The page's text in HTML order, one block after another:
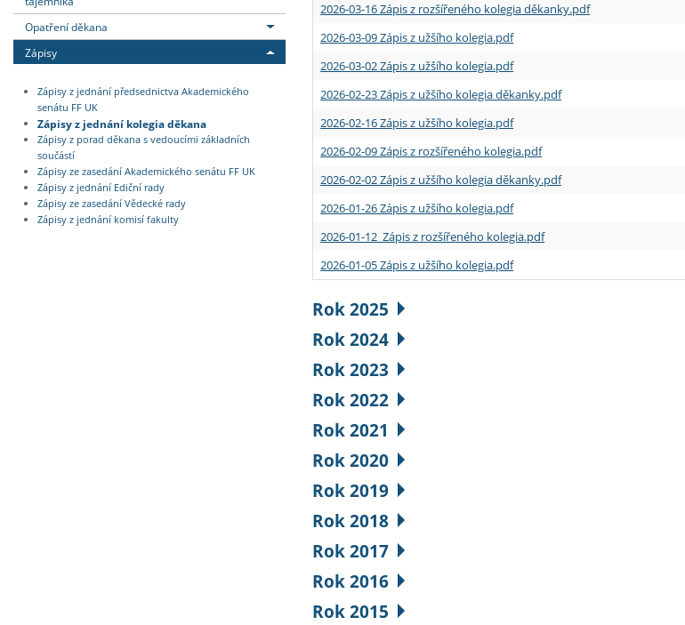
Opatření děkana
Zápisy
Zápisy z jednání předsednictva Akademického
senátu FF UK
Zápisy z jednání kolegia děkana
Zápisy z porad děkana s vedoucími základních
součástí
Zápisy ze zasedání Akademického senátu FF UK
Zápisy z jednání Ediční rady
Zápisy ze zasedání Vědecké rady
Zápisy z jednání komisí fakulty
2026-03-16 Zápis z rozšířeného kolegia děkanky.pdf
2026-03-09 Zápis z užšího kolegia.pdf
2026-03-02 Zápis z užšího kolegia.pdf
2026-02-23 Zápis z užšího kolegia děkanky.pdf
2026-02-16 Zápis z užšího kolegia.pdf
2026-02-09 Zápis z rozšířeného kolegia.pdf
2026-02-02 Zápis z užšího kolegia děkanky.pdf
2026-01-26 Zápis z užšího kolegia.pdf
2026-01-12 Zápis z rozšířeného kolegia.pdf
2026-01-05 Zápis z užšího kolegia.pdf
Rok 2025
Rok 2024
Rok 2023
Rok 2022
Rok 2021
Rok 2020
Rok 2019
Rok 2018
Rok 2017
Rok 2016
Rok 2015